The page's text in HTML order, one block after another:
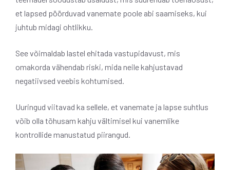
et lapsed pöörduvad vanemate poole abi saamiseks, kui
juhtub midagi ohtlikku.
See võimaldab lastel ehitada vastupidavust, mis
omakorda vähendab riski, mida neile kahjustavad
negatiivsed veebis kohtumised.
Uuringud viitavad ka sellele, et vanemate ja lapse suhtlus
võib olla tõhusam kahju vältimisel kui vanemlike
kontrollide manustatud piirangud.